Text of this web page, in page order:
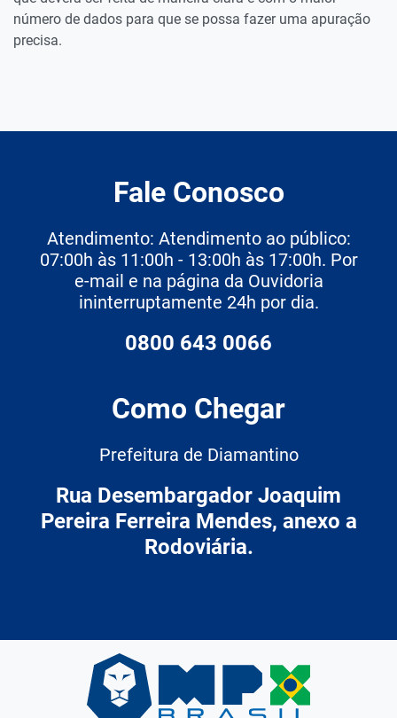
número de dados para que se possa fazer uma apuração
precisa.
Fale Conosco
Atendimento: Atendimento ao público:
07:00h às 11:00h - 13:00h às 17:00h. Por
e-mail e na página da Ouvidoria
ininterruptamente 24h por dia.
0800 643 0066
Como Chegar
Prefeitura de Diamantino
Rua Desembargador Joaquim
Pereira Ferreira Mendes, anexo a
Rodoviária.